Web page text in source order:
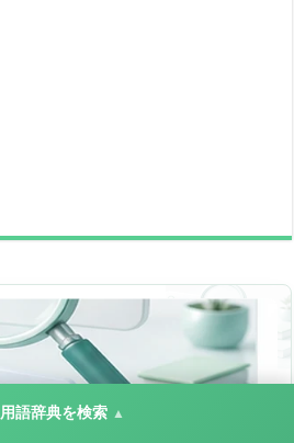
用語辞典を検索 ▲